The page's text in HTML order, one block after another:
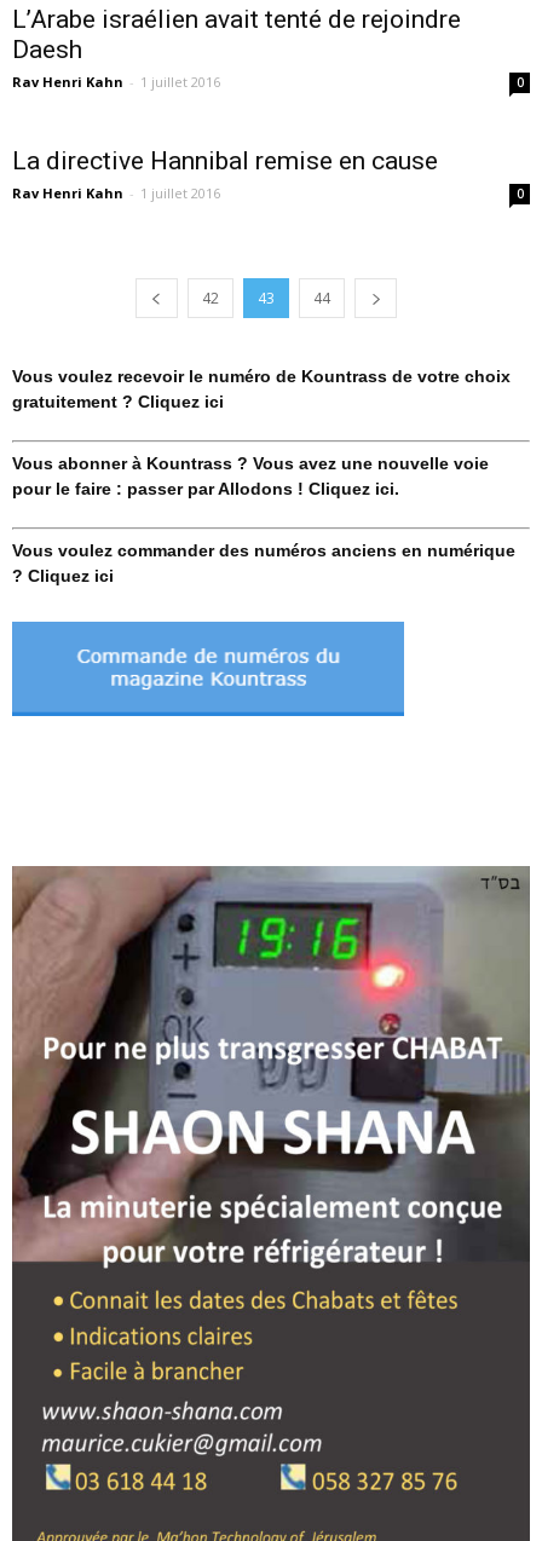
L’Arabe israélien avait tenté de rejoindre
Daesh
Rav Henri Kahn - 1 juillet 2016 0
La directive Hannibal remise en cause
Rav Henri Kahn - 1 juillet 2016 0
42 43 44
Vous voulez recevoir le numéro de Kountrass de votre choix
gratuitement ? Cliquez ici
Vous abonner à Kountrass ? Vous avez une nouvelle voie
pour le faire : passer par Allodons ! Cliquez ici.
Vous voulez commander des numéros anciens en numérique
? Cliquez ici